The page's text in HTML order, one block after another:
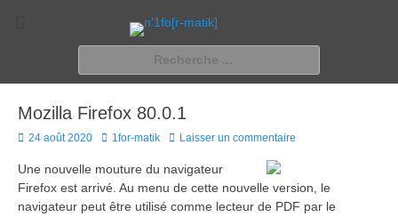
n'1fo[r-matik]
Pour les nymphos d'infos en info…
Mozilla Firefox 80.0.1
Posted
24 août 2020 Author
1for-matik Laisser un commentaire
Une nouvelle mouture du navigateur
Firefox est arrivé. Au menu de cette nouvelle version, le
navigateur peut être utilisé comme lecteur de PDF par le